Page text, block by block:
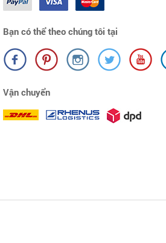
Bạn có thể theo chúng tôi tại
Vận chuyển